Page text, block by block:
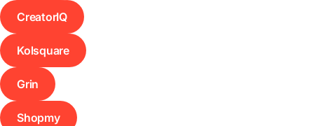
CreatorIQ
Kolsquare
Grin
Shopmy